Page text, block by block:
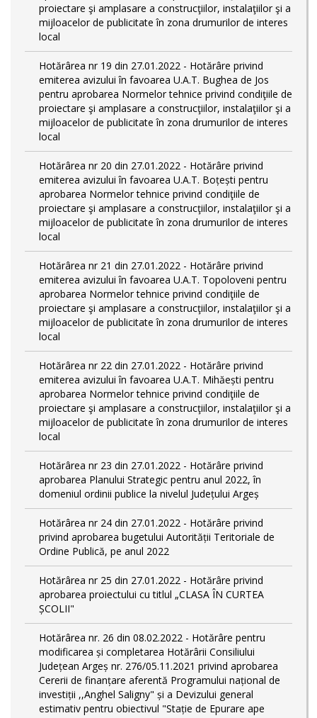
proiectare şi amplasare a construcţiilor, instalaţiilor şi a
mijloacelor de publicitate în zona drumurilor de interes
local
Hotărârea nr 19 din 27.01.2022 - Hotărâre privind
emiterea avizului în favoarea U.A.T. Bughea de Jos
pentru aprobarea Normelor tehnice privind condiţiile de
proiectare şi amplasare a construcţiilor, instalaţiilor şi a
mijloacelor de publicitate în zona drumurilor de interes
local
Hotărârea nr 20 din 27.01.2022 - Hotărâre privind
emiterea avizului în favoarea U.A.T. Boțești pentru
aprobarea Normelor tehnice privind condiţiile de
proiectare şi amplasare a construcţiilor, instalaţiilor şi a
mijloacelor de publicitate în zona drumurilor de interes
local
Hotărârea nr 21 din 27.01.2022 - Hotărâre privind
emiterea avizului în favoarea U.A.T. Topoloveni pentru
aprobarea Normelor tehnice privind condiţiile de
proiectare şi amplasare a construcţiilor, instalaţiilor şi a
mijloacelor de publicitate în zona drumurilor de interes
local
Hotărârea nr 22 din 27.01.2022 - Hotărâre privind
emiterea avizului în favoarea U.A.T. Mihăești pentru
aprobarea Normelor tehnice privind condiţiile de
proiectare şi amplasare a construcţiilor, instalaţiilor şi a
mijloacelor de publicitate în zona drumurilor de interes
local
Hotărârea nr 23 din 27.01.2022 - Hotărâre privind
aprobarea Planului Strategic pentru anul 2022, în
domeniul ordinii publice la nivelul Județului Argeș
Hotărârea nr 24 din 27.01.2022 - Hotărâre privind
privind aprobarea bugetului Autorității Teritoriale de
Ordine Publică, pe anul 2022
Hotărârea nr 25 din 27.01.2022 - Hotărâre privind
aprobarea proiectului cu titlul „CLASA ÎN CURTEA
ȘCOLII"
Hotărârea nr. 26 din 08.02.2022 - Hotărâre pentru
modificarea și completarea Hotărârii Consiliului
Județean Argeș nr. 276/05.11.2021 privind aprobarea
Cererii de finanțare aferentă Programului național de
investiții ,,Anghel Saligny" și a Devizului general
estimativ pentru obiectivul "Stație de Epurare ape